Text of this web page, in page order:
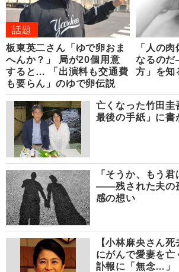
話題
板東英二さん「ゆで卵おま
へんか？」 局が20個用意
すると… 「出演料も交通費
も要らん」のゆで卵伝説
「人の
なるの
方」を知
亡くなった竹田圭
最後の手紙」に
「そうか、もう君
――残された夫の
感の想い
【小林麻央さん
にがんで愛妻を亡
訃報に「無念…」